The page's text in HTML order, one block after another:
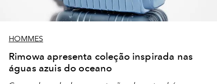
HOMMES
Rimowa apresenta coleção inspirada nas
águas azuis do oceano